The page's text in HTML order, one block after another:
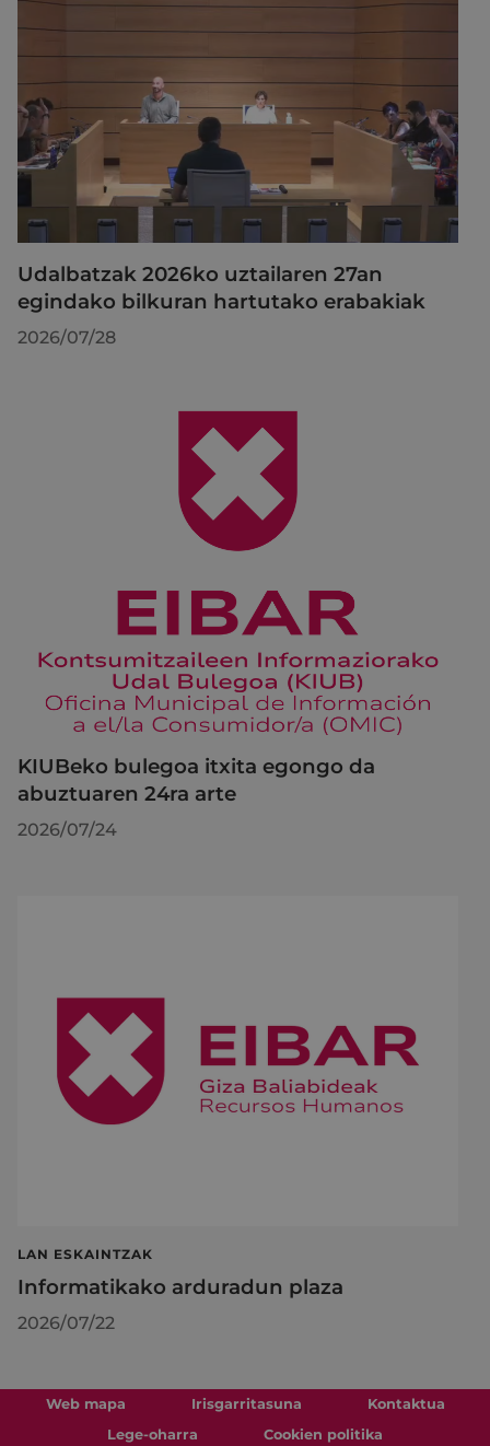
Udalbatzak 2026ko uztailaren 27an
egindako bilkuran hartutako erabakiak
2026/07/28
KIUBeko bulegoa itxita egongo da
abuztuaren 24ra arte
2026/07/24
LAN ESKAINTZAK
Informatikako arduradun plaza
2026/07/22
Web mapa Irisgarritasuna
Kontaktua
Lege-oharra
Cookien politika